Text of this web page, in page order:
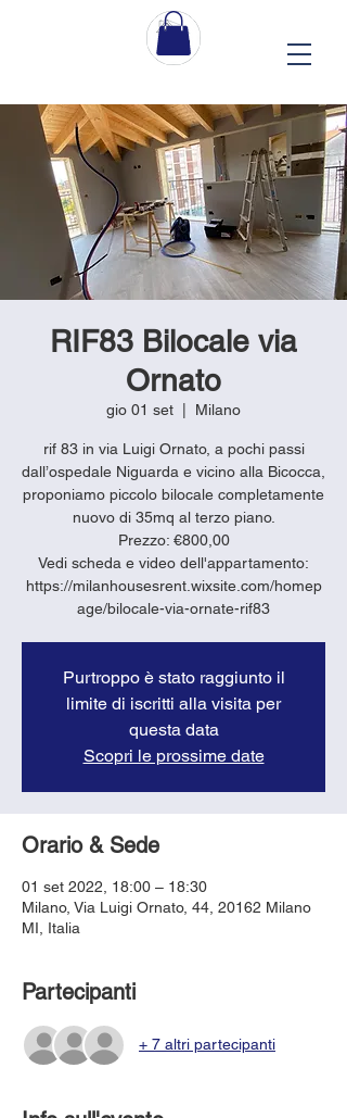
RIF83 Bilocale via
Ornato
gio 01 set Milano
rif 83 in via Luigi Ornato, a pochi passi
dall’ospedale Niguarda e vicino alla Bicocca,
proponiamo piccolo bilocale completamente
nuovo di 35mq al terzo piano.
Prezzo: €800,00
Vedi scheda e video dell'appartamento:
https://milanhousesrent.wixsite.com/homep
age/bilocale-via-ornate-rif83
Purtroppo è stato raggiunto il
limite di iscritti alla visita per
questa data
Scopri le prossime date
Orario & Sede
01 set 2022, 18:00 – 18:30
Milano, Via Luigi Ornato, 44, 20162 Milano
MI, Italia
Partecipanti
+ 7 altri partecipanti